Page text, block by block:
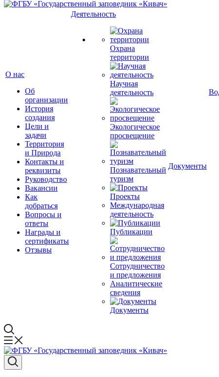
О нас
Об
организации
История
создания
Цели и
задачи
Территория
и Природа
Контакты и
реквизиты
Руководство
Вакансии
Как
добраться
Вопросы и
ответы
Награды и
сертификаты
Отзывы
Деятельность
Охрана
территории
Научная
деятельность
Экологическое
просвещение
Познавательный
туризм
Проекты
Международная
деятельность
Публикации
Сотрудничество
и предложения
Аналитические
сведения
Документы
Документы